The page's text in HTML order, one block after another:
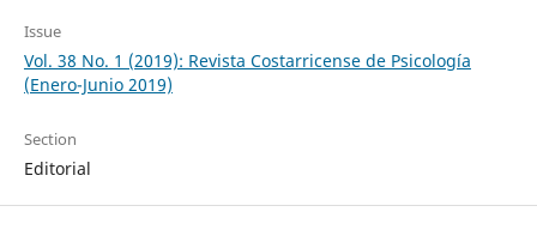
Issue
Vol. 38 No. 1 (2019): Revista Costarricense de Psicología
(Enero-Junio 2019)
Section
Editorial